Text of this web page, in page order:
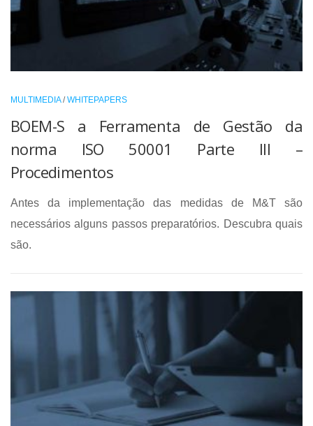
MULTIMEDIA/WHITEPAPERS
BOEM-S a Ferramenta de Gestão da
norma ISO 50001 Parte III –
Procedimentos
Antes da implementação das medidas de M&T são
necessários alguns passos preparatórios. Descubra quais
são.